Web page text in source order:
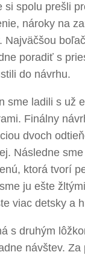
si spolu prešli
nároky na
Najväčšou
poradiť s
do návrhu.
sme ladili s už
Finálny
dvoch
Následne
ktorá tvorí
ju ešte
viac detsky a
s druhým
návštev. Za